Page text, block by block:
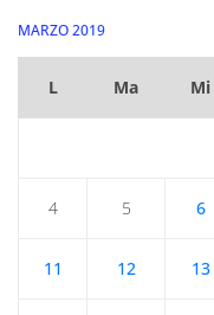
MARZO 2019
L Ma Mi
4 5 6
11 12 13